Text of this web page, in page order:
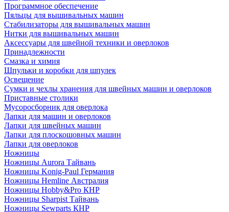
Программное обеспечение
Пяльцы для вышивальных машин
Стабилизаторы для вышивальных машин
Нитки для вышивальных машин
Аксессуары для швейной техники и оверлоков
Принадлежности
Смазка и химия
Шпульки и коробки для шпулек
Освещение
Сумки и чехлы хранения для швейных машин и оверлоков
Приставные столики
Мусоросборник для оверлока
Лапки для машин и оверлоков
Лапки для швейных машин
Лапки для плоскошовных машин
Лапки для оверлоков
Ножницы
Ножницы Aurora Тайвань
Ножницы Konig-Paul Германия
Ножницы Hemline Австралия
Ножницы Hobby&Pro КНР
Ножницы Sharpist Тайвань
Ножницы Sewparts КНР